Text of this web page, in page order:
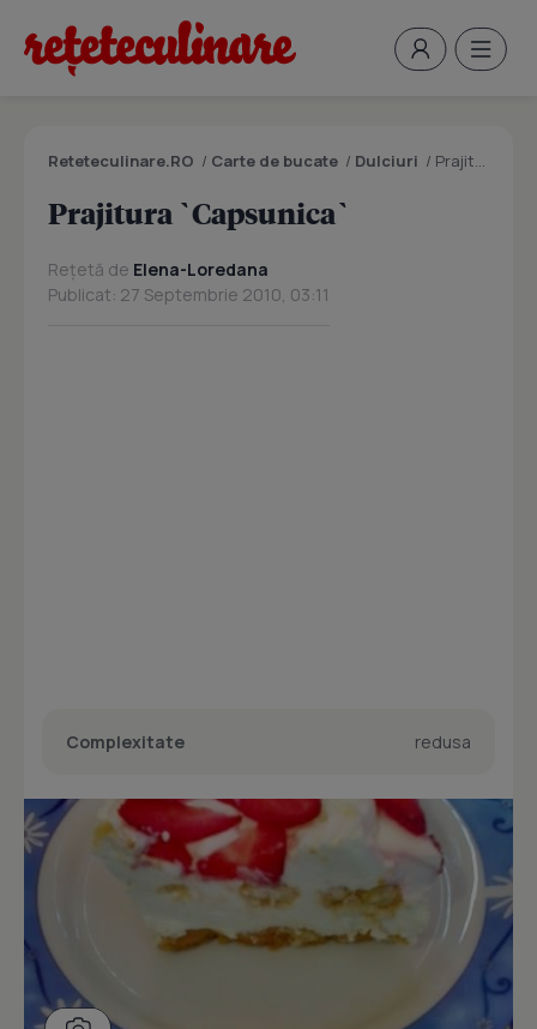
Reteteculinare.RO / Carte de bucate / Dulciuri / Prajitura `Capsunica`
Prajitura `Capsunica`
Rețetă de Elena-Loredana
Publicat: 27 Septembrie 2010, 03:11
Complexitate redusa